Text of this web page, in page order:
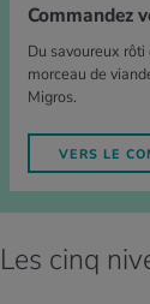
Commandez
Du savoureux
morceau de
Migros.
VERS LE
Les cinq